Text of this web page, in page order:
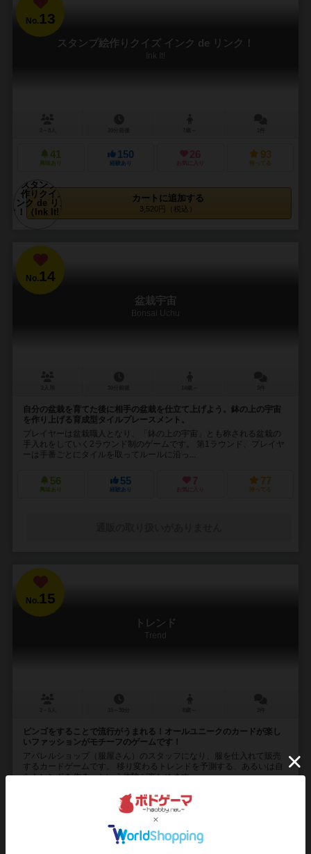
No.13
スタンプ絵作りクイズ インク de リンク！
Ink It!
41
興味あり
150
経験あり
26
お気に入り
93
持ってる
カートに追加する
3,520円（税込）
No.14
盆栽宇宙
Bonsai Uchu
自分の盆栽を育てた後に相手の盆栽を仕立て上げよう。鉢の上の宇宙
を作り上げる育成型タイルプレースメント。
プレイヤーは盆栽職人となり、「鉢の上の宇宙」とも称される盆栽の
手入れをしていく2ラウンド制のゲームです。 第1ラウンド、プレイヤ
ーは手番ごとにタイルを取ってルールに沿っ...
56
興味あり
55
経験あり
7
お気に入り
77
持ってる
No.15
トレンド
Trend
ビンゴをすることで流行がうまれる！オールユニークのカードが楽し
いファッションがモチーフのゲームです！
アパレルショップ（服屋さん）のスタッフになり、服を仕入れて販売
するカードゲームです。 移り変わるトレンドを予測する、あるいは自
らトレンドを作る、という体験が楽しめます。 ...
114
経験あり
20
お気に入り